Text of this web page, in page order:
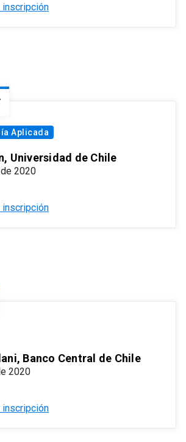
inscripción
Aplicada
Universidad de Chile
2020
inscripción
Banco Central de Chile
2020
inscripción